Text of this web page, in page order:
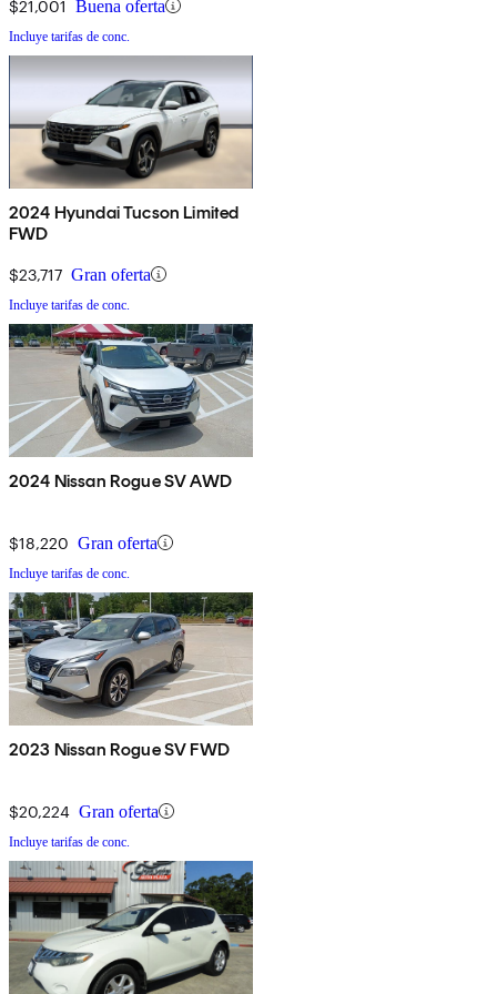
$21,001 Buena oferta
Incluye tarifas de conc.
2024 Hyundai Tucson Limited
FWD
$23,717 Gran oferta
Incluye tarifas de conc.
2024 Nissan Rogue SV AWD
$18,220 Gran oferta
Incluye tarifas de conc.
2023 Nissan Rogue SV FWD
$20,224 Gran oferta
Incluye tarifas de conc.